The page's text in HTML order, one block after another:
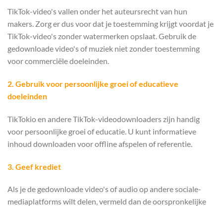
TikTok-video's vallen onder het auteursrecht van hun
makers. Zorg er dus voor dat je toestemming krijgt voordat je
TikTok-video's zonder watermerken opslaat. Gebruik de
gedownloade video's of muziek niet zonder toestemming
voor commerciële doeleinden.
2. Gebruik voor persoonlijke groei of educatieve
doeleinden
TikTokio en andere TikTok-videodownloaders zijn handig
voor persoonlijke groei of educatie. U kunt informatieve
inhoud downloaden voor offline afspelen of referentie.
3. Geef krediet
Als je de gedownloade video's of audio op andere sociale-
mediaplatforms wilt delen, vermeld dan de oorspronkelijke